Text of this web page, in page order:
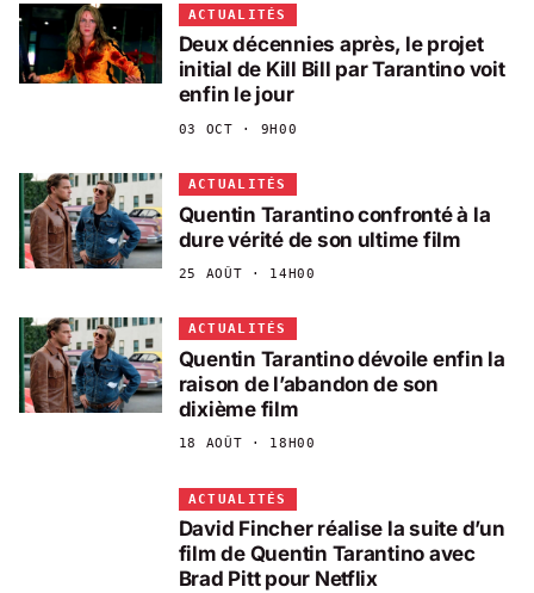
ACTUALITÉS
Deux décennies après, le projet
initial de Kill Bill par Tarantino voit
enfin le jour
03 OCT · 9H00
ACTUALITÉS
Quentin Tarantino confronté à la
dure vérité de son ultime film
25 AOÛT · 14H00
ACTUALITÉS
Quentin Tarantino dévoile enfin la
raison de l’abandon de son
dixième film
18 AOÛT · 18H00
ACTUALITÉS
David Fincher réalise la suite d’un
film de Quentin Tarantino avec
Brad Pitt pour Netflix